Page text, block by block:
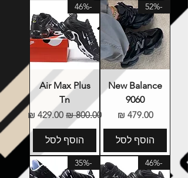
-52%
New Balance
9060
מחיר‏479.00 ‏₪
הוסף לסל
-46%
Air Max Plus
Tn
מחיר רגילמחיר מבצע
הוסף לסל
-46%
-35%